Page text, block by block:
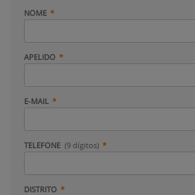
NOME
APELIDO
E-MAIL
TELEFONE (9 dígitos)
DISTRITO